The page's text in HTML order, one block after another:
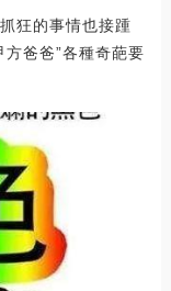
狂的事情也接踵
爸爸”各種奇葩要